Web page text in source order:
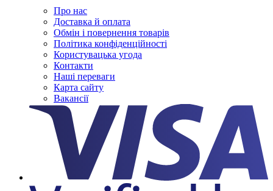
Про нас
Доставка й оплата
Обмін і повернення товарів
Політика конфіденційності
Користувацька угода
Контакти
Наші переваги
Карта сайту
Вакансії